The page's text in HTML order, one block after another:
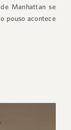
Manhattan se
pouso acontece